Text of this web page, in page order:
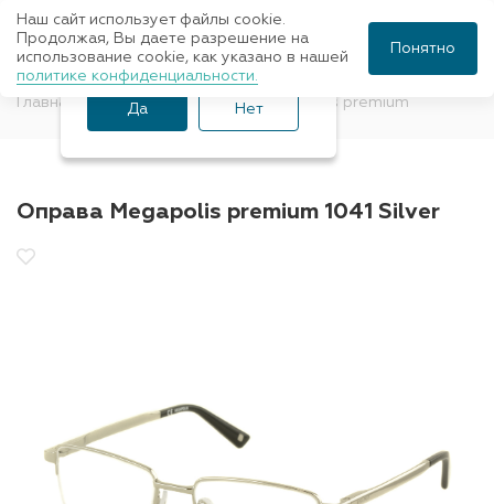
Главная Оправы для очков Megapolis premium
Оправа Megapolis premium 1041 Silver
Ваш город Санкт-
Петербург?
Да Нет
Наш сайт использует файлы cookie.
Продолжая, Вы даете разрешение на
использование cookie, как указано в нашей
политике конфиденциальности.
Понятно